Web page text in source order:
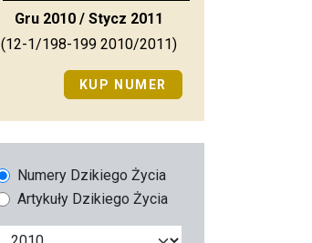
Gru 2010 / Stycz 2011
(12-1/198-199 2010/2011)
KUP NUMER
Numery Dzikiego Życia
Artykuły Dzikiego Życia